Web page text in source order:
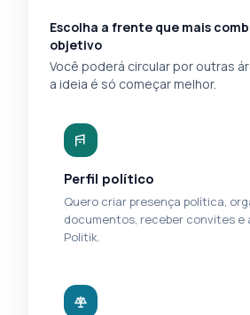
Escolha a frente que mais
objetivo
Você poderá circular por outras
a ideia é só começar melhor.
Perfil político
Quero criar presença política,
documentos, receber convites e
Politik.